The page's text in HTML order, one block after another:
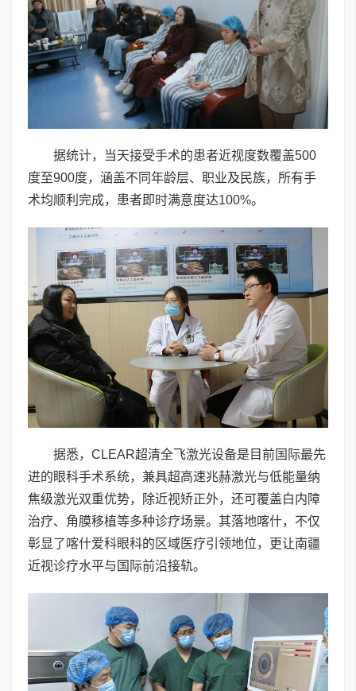
据统计，当天接受手术的患者近视度数覆盖500
度至900度，涵盖不同年龄层、职业及民族，所有手
术均顺利完成，患者即时满意度达100%。
据悉，CLEAR超清全飞激光设备是目前国际最先
进的眼科手术系统，兼具超高速兆赫激光与低能量纳
焦级激光双重优势，除近视矫正外，还可覆盖白内障
治疗、角膜移植等多种诊疗场景。其落地喀什，不仅
彰显了喀什爱科眼科的区域医疗引领地位，更让南疆
近视诊疗水平与国际前沿接轨。